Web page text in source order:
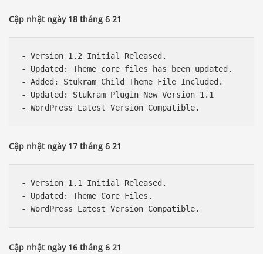
Cập nhật ngày 18 tháng 6 21
- Version 1.2 Initial Released.
- Updated: Theme core files has been updated.
- Added: Stukram Child Theme File Included.
- Updated: Stukram Plugin New Version 1.1
Cập nhật ngày 17 tháng 6 21
- Version 1.1 Initial Released.
- Updated: Theme Core Files.
Cập nhật ngày 16 tháng 6 21